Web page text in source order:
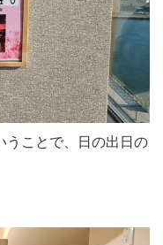
うことで、日の出日の